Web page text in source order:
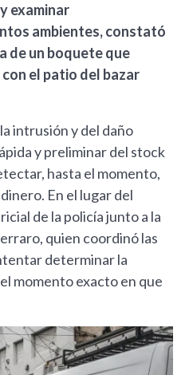
examinar
ambientes, constató
de un boquete que
el patio del bazar
intrusión y del daño
y preliminar del stock
hasta el momento,
En el lugar del
de la policía junto a la
quien coordinó las
determinar la
momento exacto en que